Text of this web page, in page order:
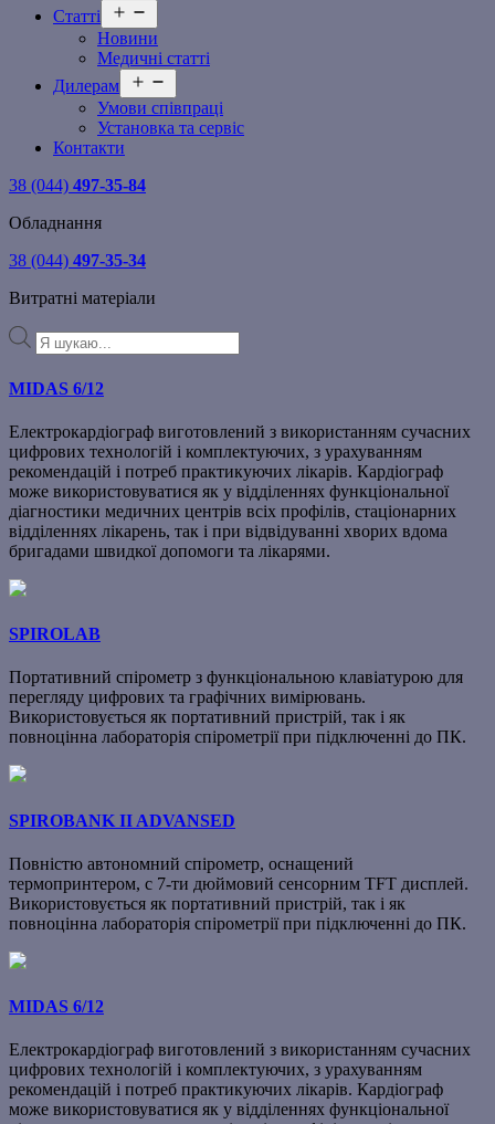
Статті
меню
Новини
Медичні статті
Дилерам
меню
Умови співпраці
Установка та сервіс
Контакти
38 (044) 497-35-84
Обладнання
38 (044) 497-35-34
Витратні матеріали
Products
search
MIDAS 6/12
Електрокардіограф виготовлений з використанням сучасних
цифрових технологій і комплектуючих, з урахуванням
рекомендацій і потреб практикуючих лікарів. Кардіограф
може використовуватися як у відділеннях функціональної
діагностики медичних центрів всіх профілів, стаціонарних
відділеннях лікарень, так і при відвідуванні хворих вдома
бригадами швидкої допомоги та лікарями.
SPIROLAB
Портативний спірометр з функціональною клавіатурою для
перегляду цифрових та графічних вимірювань.
Використовується як портативний пристрій, так і як
повноцінна лабораторія спірометрії при підключенні до ПК.
SPIROBANK II ADVANSED
Повністю автономний спірометр, оснащений
термопринтером, c 7-ти дюймовий сенсорним TFT дисплей.
Використовується як портативний пристрій, так і як
повноцінна лабораторія спірометрії при підключенні до ПК.
MIDAS 6/12
Електрокардіограф виготовлений з використанням сучасних
цифрових технологій і комплектуючих, з урахуванням
рекомендацій і потреб практикуючих лікарів. Кардіограф
може використовуватися як у відділеннях функціональної